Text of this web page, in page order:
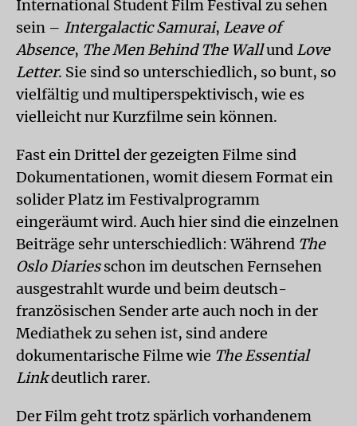
International Student Film Festival zu sehen
sein – Intergalactic Samurai, Leave of
Absence, The Men Behind The Wallund Love
Letter. Sie sind so unterschiedlich, so bunt, so
vielfältig und multiperspektivisch, wie es
vielleicht nur Kurzfilme sein können.
Fast ein Drittel der gezeigten Filme sind
Dokumentationen, womit diesem Format ein
solider Platz im Festivalprogramm
eingeräumt wird. Auch hier sind die einzelnen
Beiträge sehr unterschiedlich: Während The
Oslo Diariesschon im deutschen Fernsehen
ausgestrahlt wurde und beim deutsch-
französischen Sender arte auch noch in der
Mediathek zu sehen ist, sind andere
dokumentarische Filme wie The Essential
Linkdeutlich rarer.
Der Film geht trotz spärlich vorhandenem